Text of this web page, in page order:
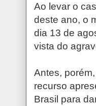
Ao levar o
deste ano, o
dia 13 de
vista do
Antes,
recurso
Brasil para